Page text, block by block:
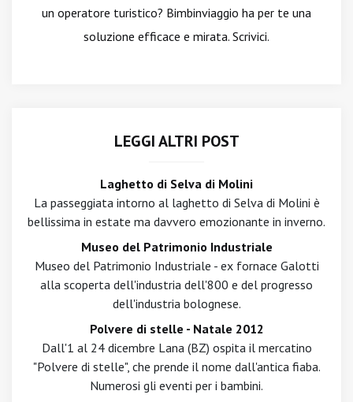
un operatore turistico? Bimbinviaggio ha per te una
soluzione efficace e mirata. Scrivici.
LEGGI ALTRI POST
Laghetto di Selva di Molini
La passeggiata intorno al laghetto di Selva di Molini è
bellissima in estate ma davvero emozionante in inverno.
Museo del Patrimonio Industriale
Museo del Patrimonio Industriale - ex fornace Galotti
alla scoperta dell'industria dell'800 e del progresso
dell'industria bolognese.
Polvere di stelle - Natale 2012
Dall'1 al 24 dicembre Lana (BZ) ospita il mercatino
"Polvere di stelle", che prende il nome dall'antica fiaba.
Numerosi gli eventi per i bambini.